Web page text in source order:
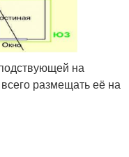
на
размещать её на